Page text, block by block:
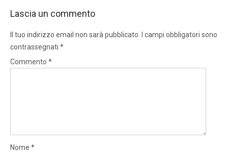
Lascia un commento
Il tuo indirizzo email non sarà pubblicato.
I campi obbligatori sono
contrassegnati *
Commento *
Nome *